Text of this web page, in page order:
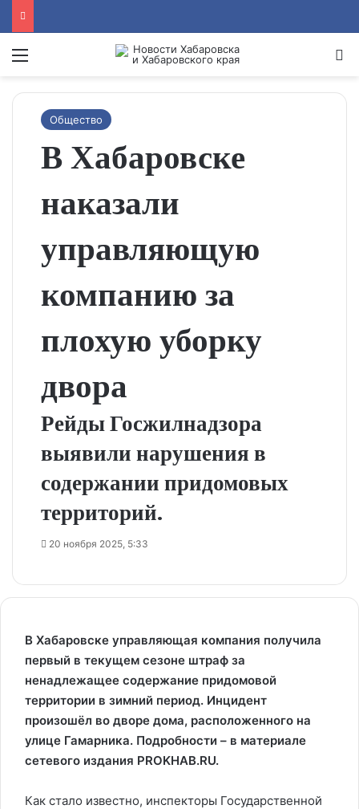
Menu
Общество
В Хабаровске
наказали
управляющую
компанию за
плохую уборку
двора
Рейды Госжилнадзора
выявили нарушения в
содержании придомовых
территорий.
20 ноября 2025, 5:33
В Хабаровске управляющая компания получила
первый в текущем сезоне штраф за
ненадлежащее содержание придомовой
территории в зимний период. Инцидент
произошёл во дворе дома, расположенного на
улице Гамарника. Подробности – в материале
сетевого издания PROKHAB.RU.
Как стало известно, инспекторы Государственной